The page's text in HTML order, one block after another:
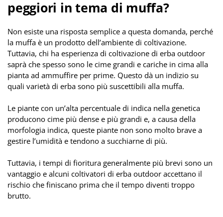
peggiori in tema di muffa?
Non esiste una risposta semplice a questa domanda, perché
la muffa è un prodotto dell’ambiente di coltivazione.
Tuttavia, chi ha esperienza di coltivazione di erba outdoor
saprà che spesso sono le cime grandi e cariche in cima alla
pianta ad ammuffire per prime. Questo dà un indizio su
quali varietà di erba sono più suscettibili alla muffa.
Le piante con un’alta percentuale di indica nella genetica
producono cime più dense e più grandi e, a causa della
morfologia indica, queste piante non sono molto brave a
gestire l’umidità e tendono a succhiarne di più.
Tuttavia, i tempi di fioritura generalmente più brevi sono un
vantaggio e alcuni coltivatori di erba outdoor accettano il
rischio che finiscano prima che il tempo diventi troppo
brutto.